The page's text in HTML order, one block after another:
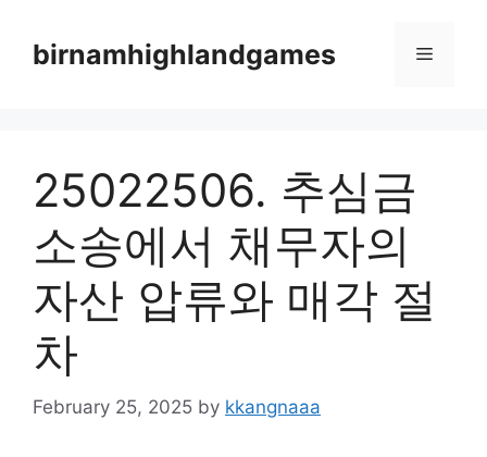
contentbirnamhighlandgames Menu
25022506. 추심금
소송에서 채무자의
자산 압류와 매각 절
차
February 25, 2025 by kkangnaaa